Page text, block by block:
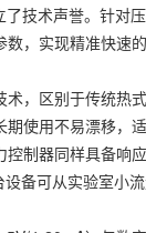
技术声誉。针对
，实现精准快速的
区别于传统热式
使用不易漂移，
器同样具备响
备可从实验室小